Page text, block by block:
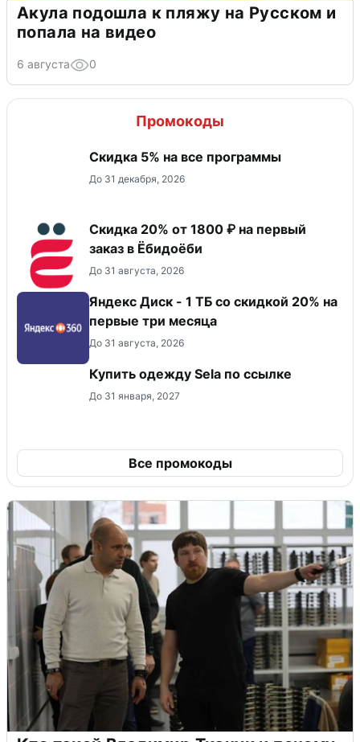
Акула подошла к пляжу на Русском и
попала на видео
6 августа 0
Промокоды
Скидка 5% на все программы
До 31 декабря, 2026
Скидка 20% от 1800 ₽ на первый
заказ в Ёбидоёби
До 31 августа, 2026
Яндекс Диск - 1 ТБ со скидкой 20% на
первые три месяца
До 31 августа, 2026
Купить одежду Sela по ссылке
До 31 января, 2027
Все промокоды